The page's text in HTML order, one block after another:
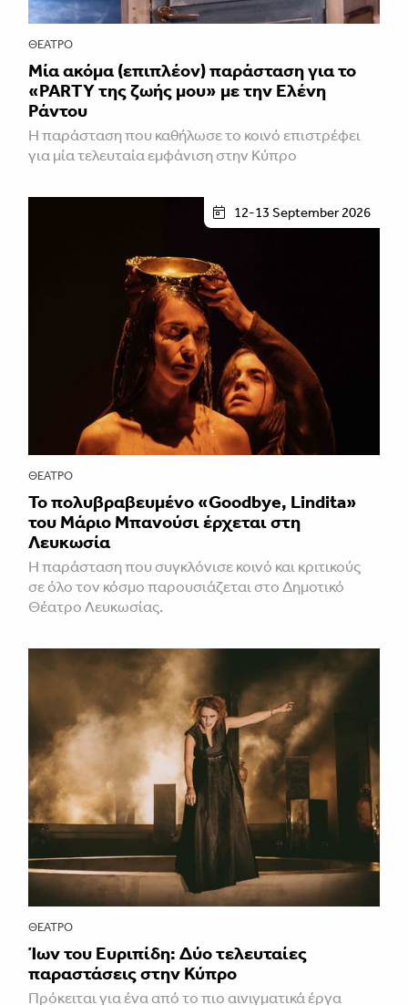
ΘΈΑΤΡΟ
Μία ακόμα (επιπλέον) παράσταση για το
«PARTY της ζωής μου» με την Ελένη
Ράντου
Η παράσταση που καθήλωσε το κοινό επιστρέφει
για μία τελευταία εμφάνιση στην Κύπρο
12-13 September 2026
ΘΈΑΤΡΟ
Το πολυβραβευμένο «Goodbye, Lindita»
του Μάριο Μπανούσι έρχεται στη
Λευκωσία
Η παράσταση που συγκλόνισε κοινό και κριτικούς
σε όλο τον κόσμο παρουσιάζεται στο Δημοτικό
Θέατρο Λευκωσίας.
ΘΈΑΤΡΟ
Ίων του Ευριπίδη: Δύο τελευταίες
παραστάσεις στην Κύπρο
Πρόκειται για ένα από το πιο αινιγματικά έργα